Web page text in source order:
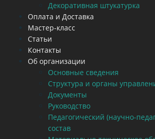
Декоративная штукатурка
Оплата и Доставка
Мастер-класс
Статьи
Контакты
Об организации
Основные сведения
Структура и органы
Документы
Руководство
Педагогический (научно-
состав